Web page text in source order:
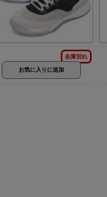
在庫切れ